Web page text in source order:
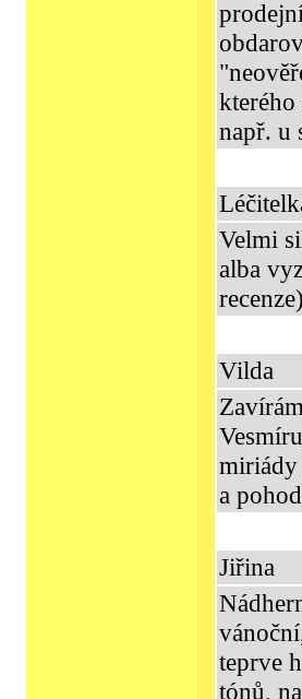
např. u
Velmi
alba
recenze)
Vilda
miriády
a
Jiřina
teprve
tónů,